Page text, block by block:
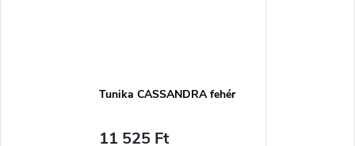
Tunika CASSANDRA fehér
11 525 Ft